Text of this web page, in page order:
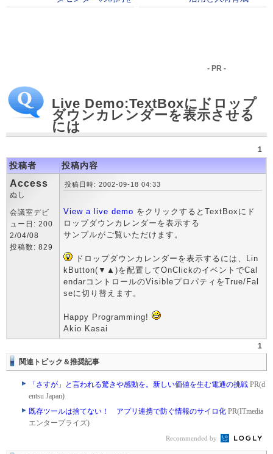
- PR -
Live Demo:TextBoxにドロップ
ダウンカレンダーを表示させる
には
1
投稿者 投稿内容
Access
ぬし
会議室デビ
ュー日: 200
2/04/08
投稿数: 829
投稿日時: 2002-09-18 04:33
View a live demo をクリックするとTextBoxにド
ロップダウンカレンダーを表示する
サンプルがご覧いただけます。
ドロップダウンカレンダーを表示するには、Lin
kButton(▼▲)を配置してOnClickのイベントでCal
endarコントロールのVisibleプロパティをTrue/Fal
seに切り替えます。
Happy Programming!
Akio Kasai
1
関連トピック＆推奨記事
「さすが」と言われる驚きや感動を。新しい価値を生む電通の挑戦 PR(d
entsu Japan)
既存ツールは捨てない！ アプリ連携で防ぐ情報のサイロ化 PR(ITmedia
エンタープライズ)
Recommended by